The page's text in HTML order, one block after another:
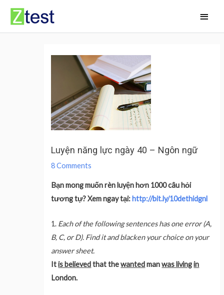
Skip
content
Luyện năng lực ngày 40 – Ngôn ngữ
8 Comments
Bạn mong muốn rèn luyện hơn 1000 câu hỏi
tương tự? Xem ngay tại: http://bit.ly/10dethidgnl
1. Each of the following sentences has one error (A,
B, C, or D). Find it and blacken your choice on your
answer sheet.
Itis believedthat thewantedmanwas living in
London.